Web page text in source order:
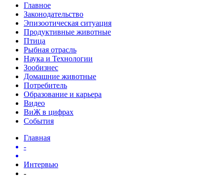
Главное
Законодательство
Эпизоотическая ситуация
Продуктивные животные
Птица
Рыбная отрасль
Наука и Технологии
Зообизнес
Домашние животные
Потребитель
Образование и карьера
Видео
ВиЖ в цифрах
События
Главная
-
Интервью
-